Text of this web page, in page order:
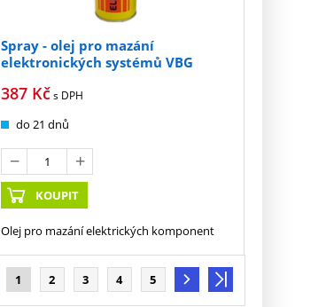
Spray - olej pro mazání
elektronických systémů VBG
387 Kčs DPH
do 21 dnů
KOUPIT
Olej pro mazání elektrických komponent
1 2 3 4 5